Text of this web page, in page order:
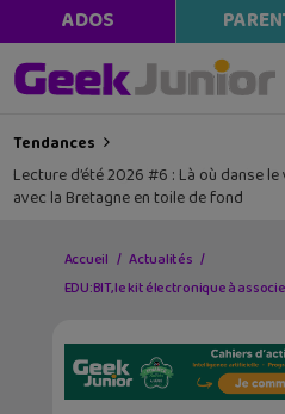
ADOS
Tendances
Lecture d’été 2026 #6 : Là où danse
avec la Bretagne en toile de fond
Accueil
Actualités
EDU:BIT, le kit électronique à